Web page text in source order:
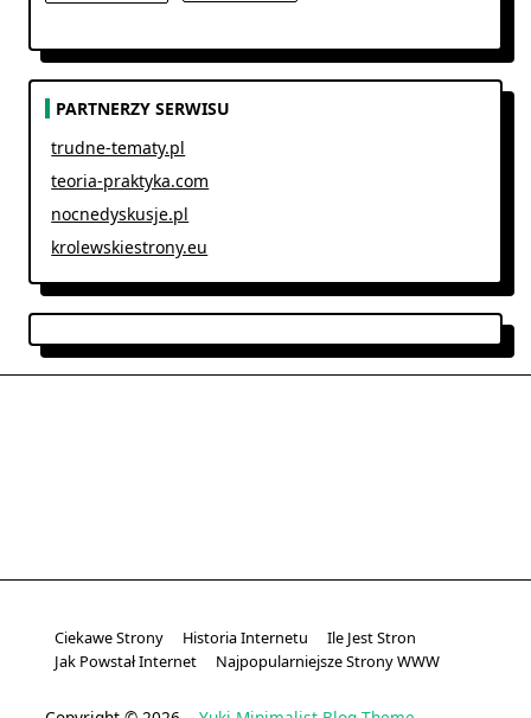
PARTNERZY SERWISU
trudne-tematy.pl
teoria-praktyka.com
nocnedyskusje.pl
krolewskiestrony.eu
Ciekawe Strony Historia Internetu
Ile Jest Stron
Jak Powstał Internet
Najpopularniejsze Strony WWW